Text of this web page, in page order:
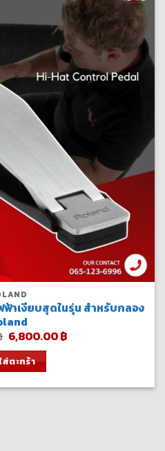
าเงียบสุดในรุ่น สำหรับกลอง
Original
price
was:
8,500.00 ฿.
6,800.00฿Current
ส่ตะกร้า